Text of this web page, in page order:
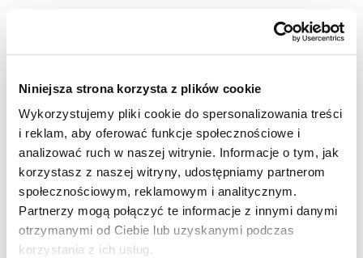
Niniejsza strona korzysta z plików cookie
Wykorzystujemy pliki cookie do spersonalizowania treści
i reklam, aby oferować funkcje społecznościowe i
analizować ruch w naszej witrynie. Informacje o tym, jak
korzystasz z naszej witryny, udostępniamy partnerom
społecznościowym, reklamowym i analitycznym.
Partnerzy mogą połączyć te informacje z innymi danymi
otrzymanymi od Ciebie lub uzyskanymi podczas
korzystania z ich usług.
EN
Wyślij nam brief
biuro@mondaygroup.pl
Wyślij nam CV